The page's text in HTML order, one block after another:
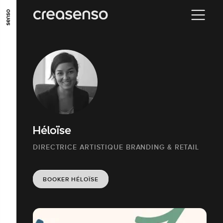
ALLER AU CONTENU PRINCIPAL
ALLER EN BAS DE PAGE
Héloïse
DIRECTRICE ARTISTIQUE BRANDING & RETAIL
BOOKER HÉLOÏSE